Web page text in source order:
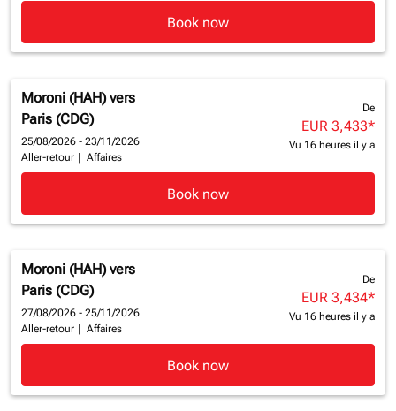
Book now
Moroni (HAH) vers
Paris (CDG)
25/08/2026 - 23/11/2026
Aller-retour
Affaires
De
EUR 3,433*
Vu 16 heures il y a
Book now
Moroni (HAH) vers
Paris (CDG)
27/08/2026 - 25/11/2026
Aller-retour
Affaires
De
EUR 3,434*
Vu 16 heures il y a
Book now